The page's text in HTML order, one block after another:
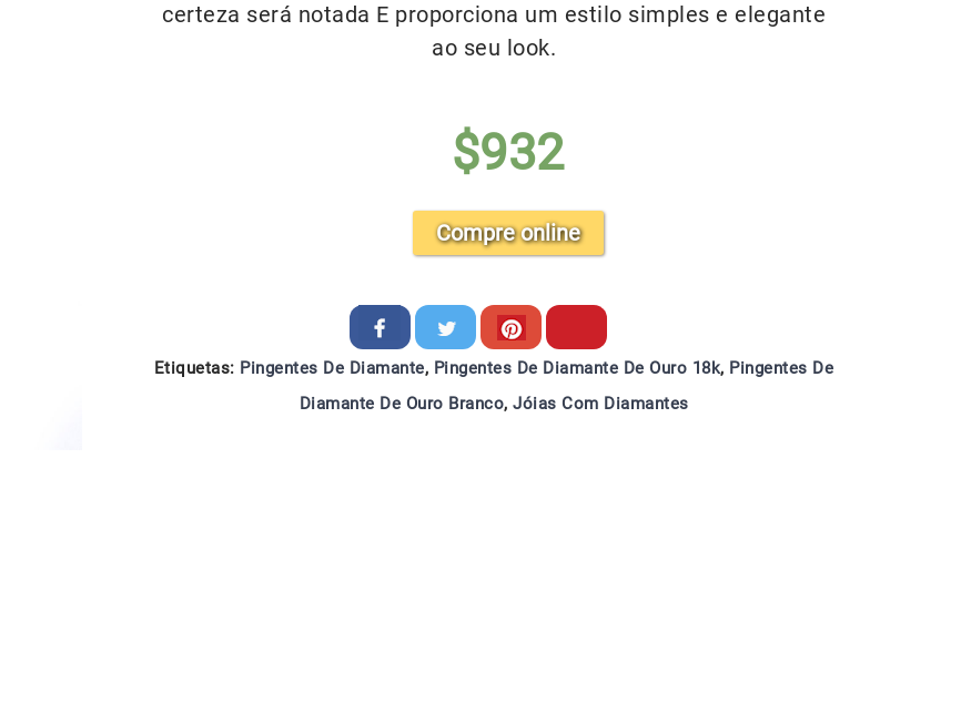
certeza será notada E proporciona um estilo simples e elegante
ao seu look.
$932
Compre online
Etiquetas: Pingentes De Diamante, Pingentes De Diamante De Ouro 18k, Pingentes De
Diamante De Ouro Branco, Jóias Com Diamantes